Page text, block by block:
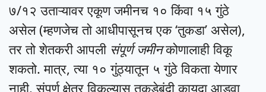
७/१२ उताऱ्यावर एकूण जमीनच १० किंवा १५ गुंठे
असेल (म्हणजेच तो आधीपासूनच एक ‘तुकडा’ असेल),
तर तो शेतकरी आपली संपूर्ण जमीनकोणालाही विकू
शकतो. मात्र, त्या १० गुंठ्यातून ५ गुंठे विकता येणार
नाही. संपूर्ण क्षेत्र विकल्यास तुकडेबंदी कायदा आडवा